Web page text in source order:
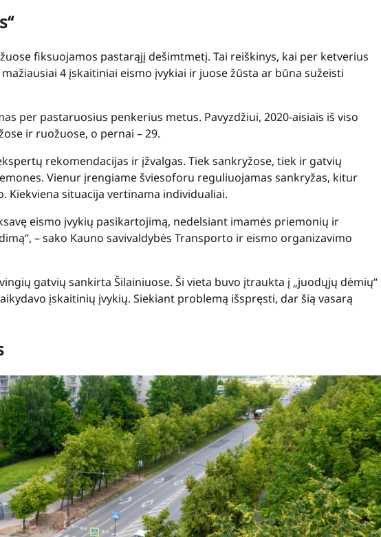
fiksuojamos pastarąjį dešimtmetį. Tai reiškinys, kai per ketverius
4 įskaitiniai eismo įvykiai ir juose žūsta ar būna sužeisti
per pastaruosius penkerius metus. Pavyzdžiui, 2020-aisiais iš viso
ir ruožuose, o pernai – 29.
rekomendacijas ir įžvalgas. Tiek sankryžose, tiek ir gatvių
Vienur įrengiame šviesoforu reguliuojamas sankryžas, kitur
Kiekviena situacija vertinama individualiai.
eismo įvykių pasikartojimą, nedelsiant imamės priemonių ir
– sako Kauno savivaldybės Transporto ir eismo organizavimo
gatvių sankirta Šilainiuose. Ši vieta buvo įtraukta į „juodųjų dėmių“
įskaitinių įvykių. Siekiant problemą išspręsti, dar šią vasarą